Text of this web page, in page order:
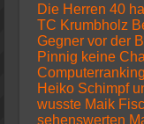
Die Herren 40
TC Krumbholz
Gegner vor der
Pinnig keine
Heiko Schimpf
wusste Maik
sehenswerten